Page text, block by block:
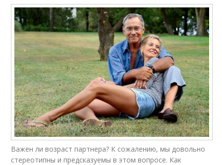
Важен ли возраст партнера? К сожалению, мы довольно
стереотипны и предсказуемы в этом вопросе. Как